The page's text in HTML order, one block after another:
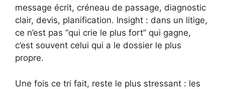
message écrit, créneau de passage, diagnostic
clair, devis, planification. Insight : dans un litige,
ce n’est pas “qui crie le plus fort” qui gagne,
c’est souvent celui qui a le dossier le plus
propre.
Une fois ce tri fait, reste le plus stressant : les